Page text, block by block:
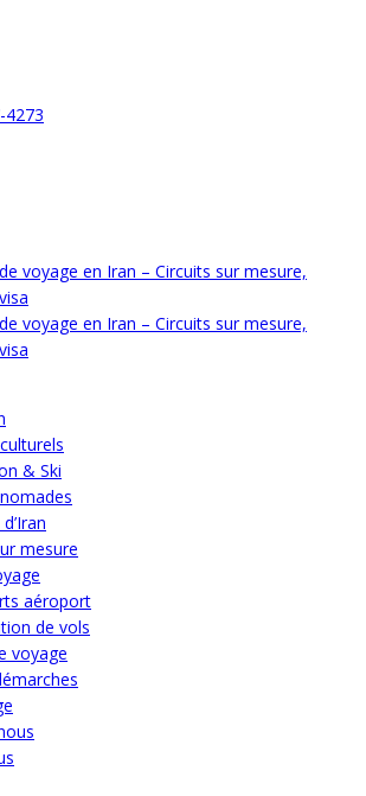
4273
& Ski
mesure
aéroport
de vols
voyage